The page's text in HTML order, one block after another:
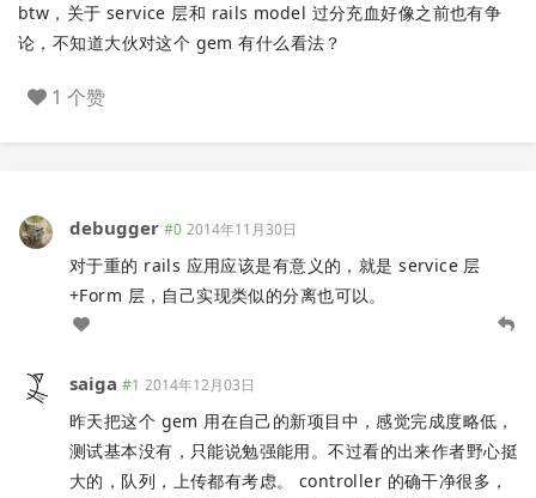
btw，关于 service 层和 rails model 过分充血好像之前也有争
论，不知道大伙对这个 gem 有什么看法？
1 个赞
debugger #0 2014年11月30日
对于重的 rails 应用应该是有意义的，就是 service 层
+Form 层，自己实现类似的分离也可以。
saiga #1 2014年12月03日
昨天把这个 gem 用在自己的新项目中，感觉完成度略低，
测试基本没有，只能说勉强能用。不过看的出来作者野心挺
大的，队列，上传都有考虑。 controller 的确干净很多，